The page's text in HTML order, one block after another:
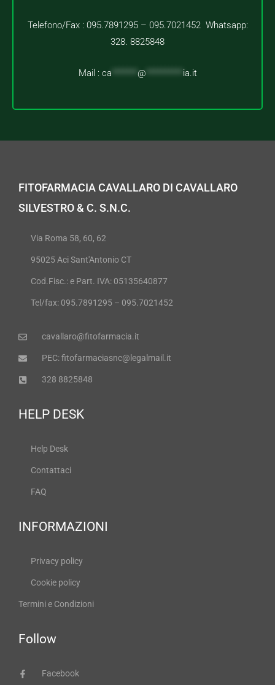
Telefono/Fax : 095.7891295 – 095.7021452 Whatsapp:
328. 8825848
Mail : ca @ ia.it
FITOFARMACIA CAVALLARO DI CAVALLARO
SILVESTRO & C. S.N.C.
Via Roma 58, 60, 62
95025 Aci Sant'Antonio CT
Cod.Fisc.: e Part. IVA: 05135640877
Tel/fax: 095.7891295 – 095.7021452
cavallaro@fitofarmacia.it
PEC: fitofarmaciasnc@legalmail.it
328 8825848
HELP DESK
Help Desk
Contattaci
FAQ
INFORMAZIONI
Privacy policy
Cookie policy
Termini e Condizioni
Follow
Facebook